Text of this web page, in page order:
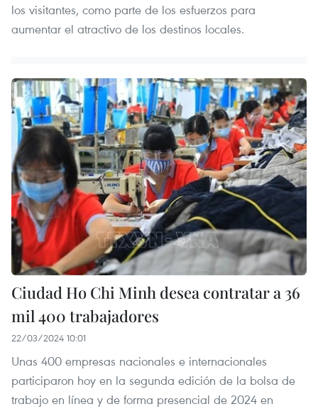
los visitantes, como parte de los esfuerzos para
aumentar el atractivo de los destinos locales.
Ciudad Ho Chi Minh desea contratar a 36
mil 400 trabajadores
22/03/2024 10:01
Unas 400 empresas nacionales e internacionales
participaron hoy en la segunda edición de la bolsa de
trabajo en línea y de forma presencial de 2024 en